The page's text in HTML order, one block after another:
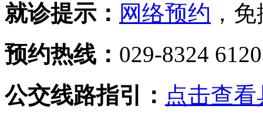
就诊提示： 网络预约 ，
预约热线： 029-8324
公交线路指引： 点击查